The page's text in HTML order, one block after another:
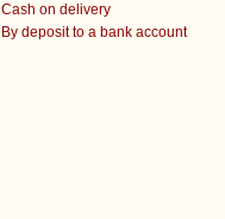
Cash on delivery
By deposit to a bank account